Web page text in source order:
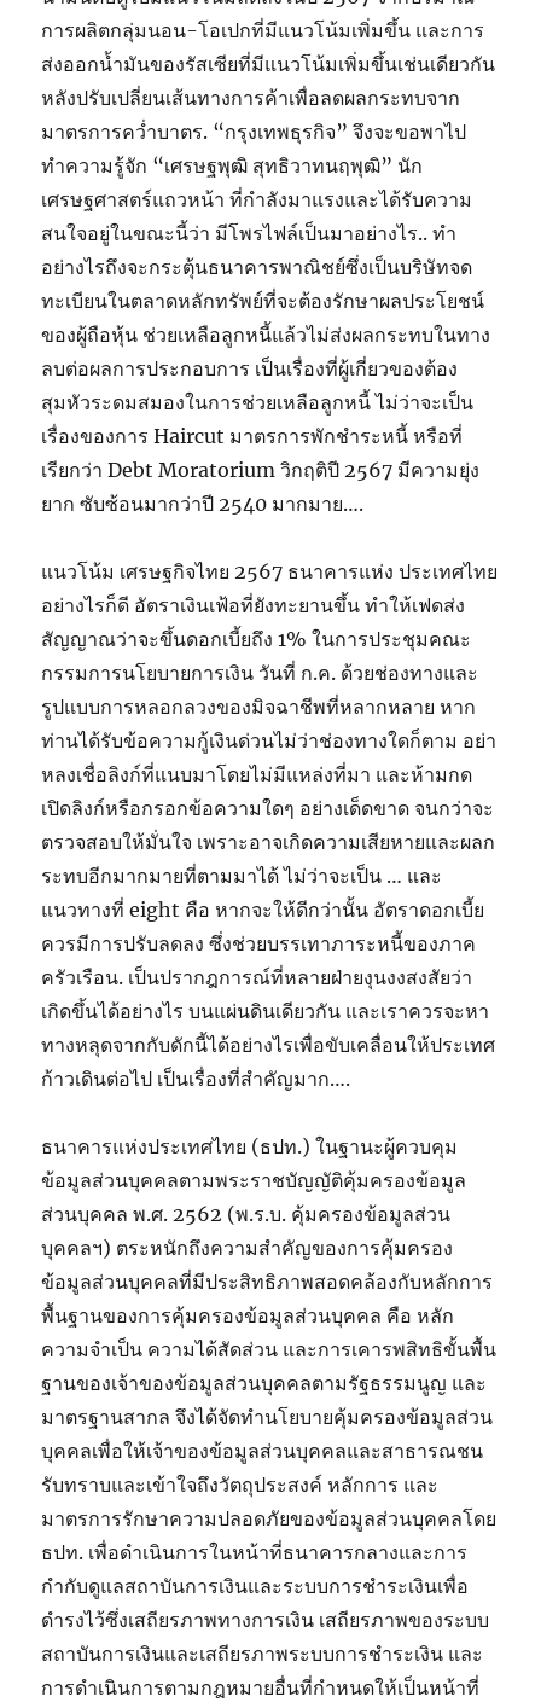
การผลิตกลุ่มนอน-โอเปกที่มีแนวโน้มเพิ่มขึ้น และการ
ส่งออกน้ำมันของรัสเซียที่มีแนวโน้มเพิ่มขึ้นเช่นเดียวกัน
หลังปรับเปลี่ยนเส้นทางการค้าเพื่อลดผลกระทบจาก
มาตรการคว่ำบาตร. “กรุงเทพธุรกิจ” จึงจะขอพาไป
ทำความรู้จัก “เศรษฐพุฒิ สุทธิวาทนฤพุฒิ” นัก
เศรษฐศาสตร์แถวหน้า ที่กำลังมาแรงและได้รับความ
สนใจอยู่ในขณะนี้ว่า มีโพรไฟล์เป็นมาอย่างไร.. ทำ
อย่างไรถึงจะกระตุ้นธนาคารพาณิชย์ซึ่งเป็นบริษัทจด
ทะเบียนในตลาดหลักทรัพย์ที่จะต้องรักษาผลประโยชน์
ของผู้ถือหุ้น ช่วยเหลือลูกหนี้แล้วไม่ส่งผลกระทบในทาง
ลบต่อผลการประกอบการ เป็นเรื่องที่ผู้เกี่ยวของต้อง
สุมหัวระดมสมองในการช่วยเหลือลูกหนี้ ไม่ว่าจะเป็น
เรื่องของการ Haircut มาตรการพักชำระหนี้ หรือที่
เรียกว่า Debt Moratorium วิกฤติปี 2567 มีความยุ่ง
ยาก ซับซ้อนมากว่าปี 2540 มากมาย….
แนวโน้ม เศรษฐกิจไทย 2567 ธนาคารแห่ง ประเทศไทย
อย่างไรก็ดี อัตราเงินเฟ้อที่ยังทะยานขึ้น ทำให้เฟดส่ง
สัญญาณว่าจะขึ้นดอกเบี้ยถึง 1% ในการประชุมคณะ
กรรมการนโยบายการเงิน วันที่ ก.ค. ด้วยช่องทางและ
รูปแบบการหลอกลวงของมิจฉาชีพที่หลากหลาย หาก
ท่านได้รับข้อความกู้เงินด่วนไม่ว่าช่องทางใดก็ตาม อย่า
หลงเชื่อลิงก์ที่แนบมาโดยไม่มีแหล่งที่มา และห้ามกด
เปิดลิงก์หรือกรอกข้อความใดๆ อย่างเด็ดขาด จนกว่าจะ
ตรวจสอบให้มั่นใจ เพราะอาจเกิดความเสียหายและผลก
ระทบอีกมากมายที่ตามมาได้ ไม่ว่าจะเป็น … และ
แนวทางที่ eight คือ หากจะให้ดีกว่านั้น อัตราดอกเบี้ย
ควรมีการปรับลดลง ซึ่งช่วยบรรเทาภาระหนี้ของภาค
ครัวเรือน. เป็นปรากฎการณ์ที่หลายฝ่ายงุนงงสงสัยว่า
เกิดขึ้นได้อย่างไร บนแผ่นดินเดียวกัน และเราควรจะหา
ทางหลุดจากกับดักนี้ได้อย่างไรเพื่อขับเคลื่อนให้ประเทศ
ก้าวเดินต่อไป เป็นเรื่องที่สำคัญมาก….
ธนาคารแห่งประเทศไทย (ธปท.) ในฐานะผู้ควบคุม
ข้อมูลส่วนบุคคลตามพระราชบัญญัติคุ้มครองข้อมูล
ส่วนบุคคล พ.ศ. 2562 (พ.ร.บ. คุ้มครองข้อมูลส่วน
บุคคลฯ) ตระหนักถึงความสำคัญของการคุ้มครอง
ข้อมูลส่วนบุคคลที่มีประสิทธิภาพสอดคล้องกับหลักการ
พื้นฐานของการคุ้มครองข้อมูลส่วนบุคคล คือ หลัก
ความจำเป็น ความได้สัดส่วน และการเคารพสิทธิขั้นพื้น
ฐานของเจ้าของข้อมูลส่วนบุคคลตามรัฐธรรมนูญ และ
มาตรฐานสากล จึงได้จัดทำนโยบายคุ้มครองข้อมูลส่วน
บุคคลเพื่อให้เจ้าของข้อมูลส่วนบุคคลและสาธารณชน
รับทราบและเข้าใจถึงวัตถุประสงค์ หลักการ และ
มาตรการรักษาความปลอดภัยของข้อมูลส่วนบุคคลโดย
ธปท. เพื่อดำเนินการในหน้าที่ธนาคารกลางและการ
กำกับดูแลสถาบันการเงินและระบบการชำระเงินเพื่อ
ดำรงไว้ซึ่งเสถียรภาพทางการเงิน เสถียรภาพของระบบ
สถาบันการเงินและเสถียรภาพระบบการชำระเงิน และ
การดำเนินการตามกฎหมายอื่นที่กำหนดให้เป็นหน้าที่